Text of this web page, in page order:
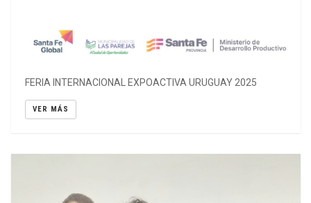
FERIA INTERNACIONAL EXPOACTIVA URUGUAY 2025
VER MÁS